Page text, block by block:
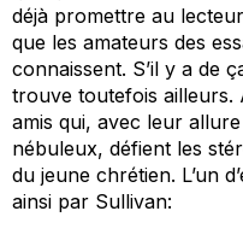
déjà promettre au
que les amateurs des
connaissent. S’il y a de
trouve toutefois ailleurs.
amis qui, avec leur
nébuleux, défient les
du jeune chrétien. L’un
ainsi par Sullivan: